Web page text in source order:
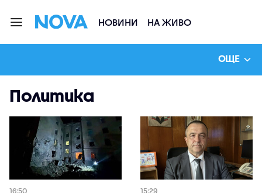
НОВИНИ НА ЖИВО
ОЩЕ
Политика
16:50 15:29